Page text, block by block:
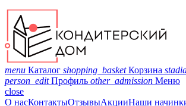
menu Каталог shopping_basket Корзина
person_edit Профиль other_admission Меню
close
О насКонтактыОтзывыАкцииНаши